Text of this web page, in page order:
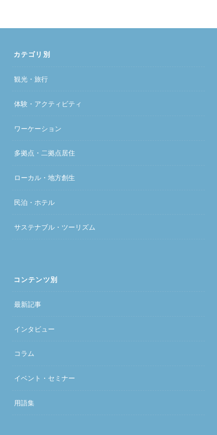
カテゴリ別
観光・旅行
体験・アクティビティ
ワーケーション
多拠点・二拠点居住
ローカル・地方創生
民泊・ホテル
サステナブル・ツーリズム
コンテンツ別
最新記事
インタビュー
コラム
イベント・セミナー
用語集